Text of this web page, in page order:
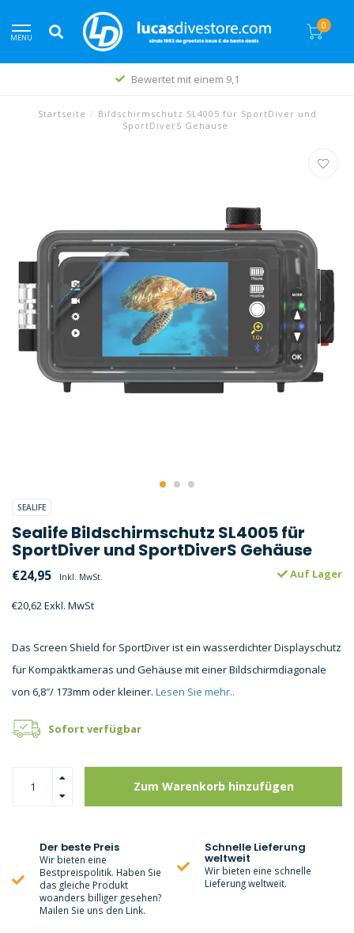
MENU
0
Bewertet mit einem 9,1
Startseite / Bildschirmschutz SL4005 für SportDiver und
SportDiverS Gehäuse
SEALIFE
Sealife Bildschirmschutz SL4005 für
SportDiver und SportDiverS Gehäuse
€24,95 Inkl. MwSt.
€20,62 Exkl. MwSt
Auf Lager
Das Screen Shield for SportDiver ist ein wasserdichter Displayschutz
für Kompaktkameras und Gehäuse mit einer Bildschirmdiagonale
von 6,8″/ 173mm oder kleiner. Lesen Sie mehr..
Sofort verfügbar
Zum Warenkorb hinzufügen
Der beste Preis
Wir bieten eine
Bestpreispolitik. Haben Sie
das gleiche Produkt
woanders billiger gesehen?
Mailen Sie uns den Link.
Schnelle Lieferung
weltweit
Wir bieten eine schnelle
Lieferung weltweit.